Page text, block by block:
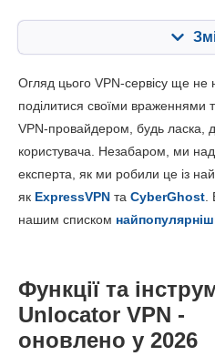
Ключові характеристики
Встановлення та додатки
Надійність та підтримка
Огляд цього VPN-сервісу ще
поділитися своїми враженнями
VPN-провайдером, будь ласка,
користувача. Незабаром, ми
експерта, як ми робили це із
як ExpressVPN та CyberGhost.
нашим списком
Функції та
Unlocator VPN -
оновлено у 2026